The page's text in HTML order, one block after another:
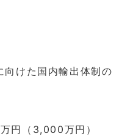
けた国内輸出体制の
3,000万円）